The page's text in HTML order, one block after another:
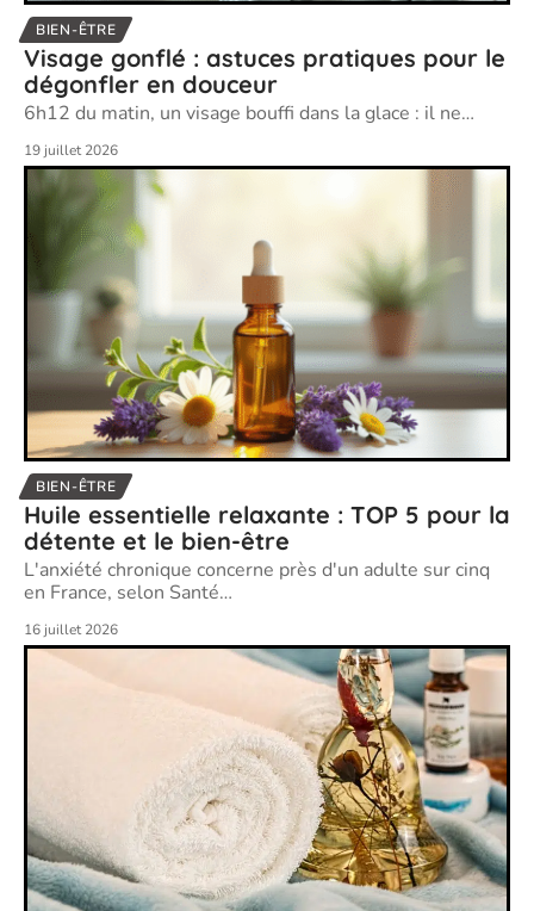
BIEN-ÊTRE
Visage gonflé : astuces pratiques pour le
dégonfler en douceur
6h12 du matin, un visage bouffi dans la glace : il ne…
19 juillet 2026
BIEN-ÊTRE
Huile essentielle relaxante : TOP 5 pour la
détente et le bien-être
L'anxiété chronique concerne près d'un adulte sur cinq
en France, selon Santé…
16 juillet 2026